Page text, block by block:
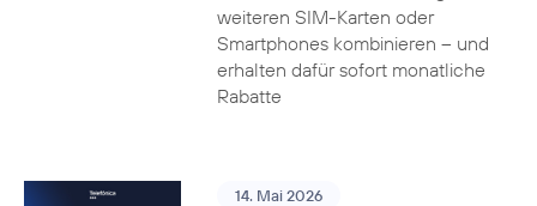
weiteren SIM-Karten oder
Smartphones kombinieren – und
erhalten dafür sofort monatliche
Rabatte
14. Mai 2026